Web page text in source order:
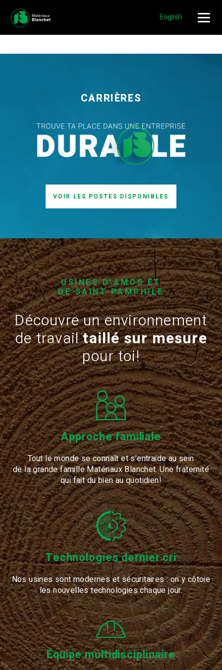
NOUVEAUX EMPLOIS DISPONIBLES!
CARRIÈRES
VOIR LES POSTES DISPONIBLES
USINES D’AMOS ET
DE SAINT-PAMPHILE
Découvre un environnement
de travailtaillé sur mesure
pour toi!
Approche familiale
Tout le monde se connaît et s’entraide au sein
de la grande famille Matériaux Blanchet. Une fraternité
qui fait du bien au quotidien!
Technologies dernier cri
Nos usines sont modernes et sécuritaires : on y côtoie
les nouvelles technologies chaque jour.
Équipe multidisciplinaire
English